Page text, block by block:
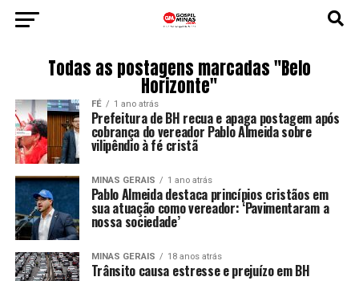
Todas as postagens marcadas "Belo
Horizonte"
FÉ 1 ano atrás
Prefeitura de BH recua e apaga postagem após
cobrança do vereador Pablo Almeida sobre
vilipêndio à fé cristã
MINAS GERAIS 1 ano atrás
Pablo Almeida destaca princípios cristãos em
sua atuação como vereador: ‘Pavimentaram a
nossa sociedade’
MINAS GERAIS 18 anos atrás
Trânsito causa estresse e prejuízo em BH